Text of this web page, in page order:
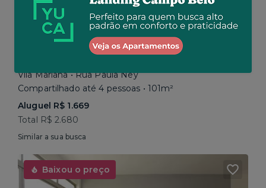
Vila Mariana • Rua Paula Ney
Compartilhado até 4 pessoas • 101m²
Aluguel R$ 1.669
Total R$ 2.680
Similar a sua busca
Baixou o preço